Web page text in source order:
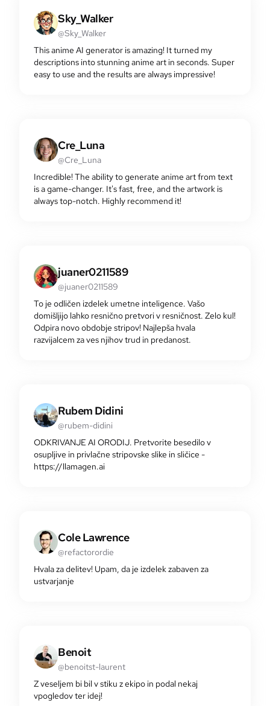
Sky_Walker
@Sky_Walker
This anime AI generator is amazing! It turned my
descriptions into stunning anime art in seconds. Super
easy to use and the results are always impressive!
Cre_Luna
@Cre_Luna
Incredible! The ability to generate anime art from text
is a game-changer. It's fast, free, and the artwork is
always top-notch. Highly recommend it!
juaner0211589
@juaner0211589
To je odličen izdelek umetne inteligence. Vašo
domišljijo lahko resnično pretvori v resničnost. Zelo kul!
Odpira novo obdobje stripov! Najlepša hvala
razvijalcem za ves njihov trud in predanost.
Rubem Didini
@rubem-didini
ODKRIVANJE AI ORODIJ. Pretvorite besedilo v
osupljive in privlačne stripovske slike in sličice -
https://llamagen.ai
Cole Lawrence
@refactorordie
Hvala za delitev! Upam, da je izdelek zabaven za
ustvarjanje
Benoit
@benoitst-laurent
Z veseljem bi bil v stiku z ekipo in podal nekaj
vpogledov ter idej!